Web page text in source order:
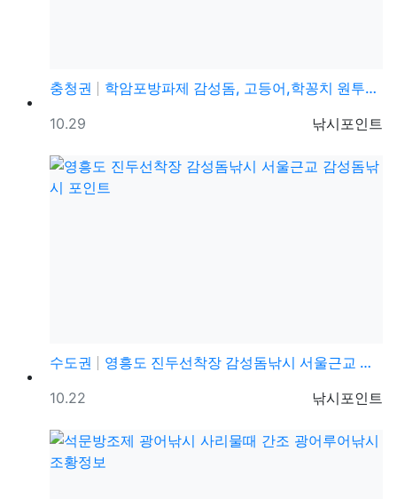
충청권
학암포방파제 감성돔, 고등어,학꽁치 원투낚시 바다낚시 …
등록자
낚시포인트
등록일
10.29
수도권
영흥도 진두선착장 감성돔낚시 서울근교 감성돔낚시 포인트
등록자
낚시포인트
등록일
10.22